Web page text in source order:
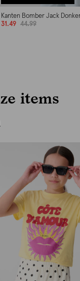
Kanten Bomber Jack
31.49
44.99
items